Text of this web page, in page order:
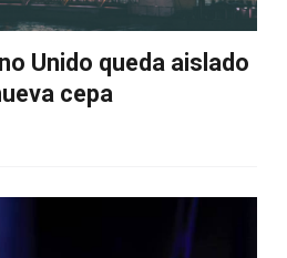
Unido queda aislado
cepa